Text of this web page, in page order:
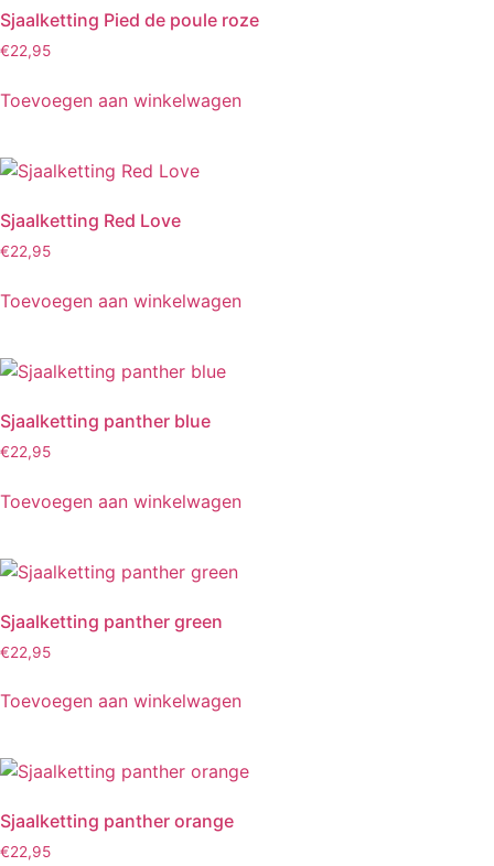
Sjaalketting Pied de poule roze
€22,95
Toevoegen aan winkelwagen
Sjaalketting Red Love
€22,95
Toevoegen aan winkelwagen
Sjaalketting panther blue
€22,95
Toevoegen aan winkelwagen
Sjaalketting panther green
€22,95
Toevoegen aan winkelwagen
Sjaalketting panther orange
€22,95